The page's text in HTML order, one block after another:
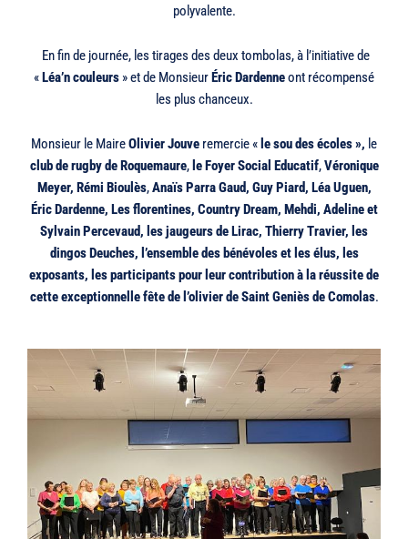
polyvalente.
En fin de journée, les tirages des deux tombolas, à l’initiative de
«Léa’n couleurs » et de MonsieurÉric Dardenneont récompensé
les plus chanceux.
Monsieur le MaireOlivier Jouve remercie « le sou des écoles », le
club de rugby de Roquemaure, le Foyer Social Educatif,Véronique
Meyer, Rémi Bioulès,Anaïs Parra Gaud, Guy Piard, Léa Uguen,
Éric Dardenne, Les florentines, Country Dream, Mehdi, Adeline et
Sylvain Percevaud, les jaugeurs de Lirac, Thierry Travier, les
dingos Deuches, l’ensemble des bénévoles et les élus, les
exposants, les participants pour leur contribution à la réussite de
cette exceptionnelle fête de l’olivier de Saint Geniès de Comolas.